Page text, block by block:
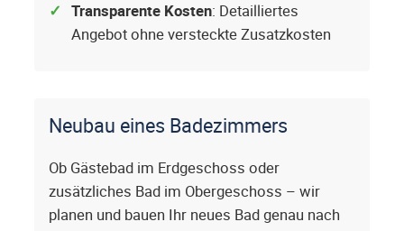
Transparente Kosten: Detailliertes
Angebot ohne versteckte Zusatzkosten
Neubau eines Badezimmers
Ob Gästebad im Erdgeschoss oder
zusätzliches Bad im Obergeschoss – wir
planen und bauen Ihr neues Bad genau nach